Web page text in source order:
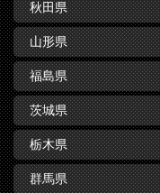
秋田県
山形県
福島県
茨城県
栃木県
群馬県